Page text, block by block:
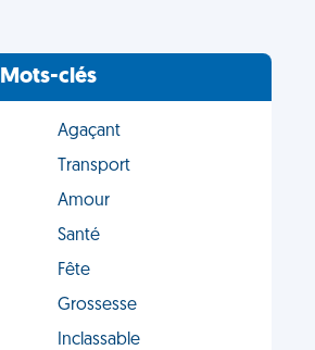
Mots-clés
Agaçant
Transport
Amour
Santé
Fête
Grossesse
Inclassable